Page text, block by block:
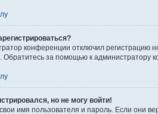
конференции отключил регистрацию
Обратитесь за помощью к администратору
но не могу войти!
имя пользователя и пароль. Если они